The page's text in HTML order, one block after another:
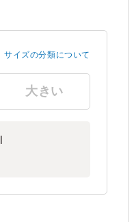
サイズの分類について
大きい